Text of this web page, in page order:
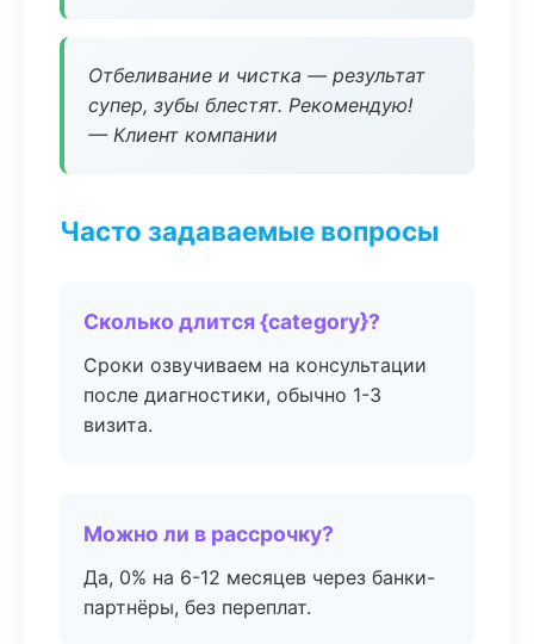
Отбеливание и чистка — результат
супер, зубы блестят. Рекомендую!
— Клиент компании
Часто задаваемые вопросы
Сколько длится {category}?
Сроки озвучиваем на консультации
после диагностики, обычно 1-3
визита.
Можно ли в рассрочку?
Да, 0% на 6-12 месяцев через банки-
партнёры, без переплат.